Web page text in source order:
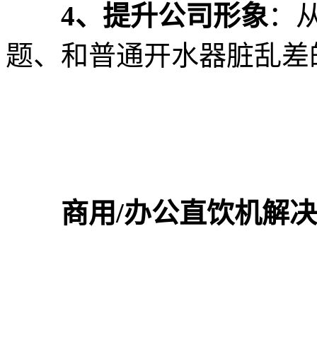
4、提升公司形象：
题、和普通开水器脏乱差
商用/办公直饮机解